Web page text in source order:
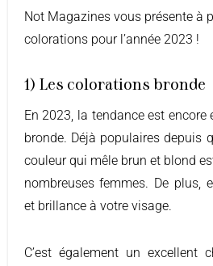
Not Magazines vous présente à présent le top 4 des
colorations pour l’année 2023 !
1) Les colorations bronde
En 2023, la tendance est encore et toujours aux teintes
bronde. Déjà populaires depuis
couleur qui mêle brun et blond
nombreuses femmes. De plus,
et brillance à votre visage.
C’est également un excellent